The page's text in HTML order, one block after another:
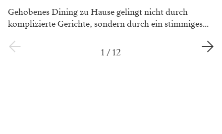
Gehobenes Dining zu Hause gelingt nicht durch
komplizierte Gerichte, sondern durch ein stimmiges...
1 /12